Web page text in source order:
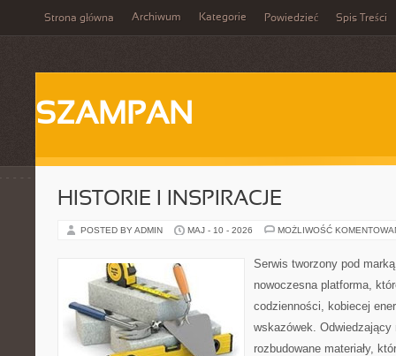
Strona główna Archiwum Kategorie Powiedzieć Spis Treści
SZAMPAN
HISTORIE I INSPIRACJE
POSTED BY ADMIN MAJ - 10 - 2026 MOŻLIWOŚĆ
Serwis tworzony pod
nowoczesna platforma,
codzienności, kobiecej
wskazówek.
rozbudowane materiały,